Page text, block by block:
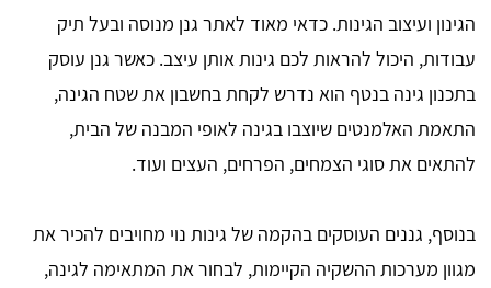
הגינון ועיצוב הגינות. כדאי מאוד לאתר גנן מנוסה ובעל תיק
עבודות, היכול להראות לכם גינות אותן עיצב. כאשר גנן עוסק
בתכנון גינה בנטף הוא נדרש לקחת בחשבון את שטח הגינה,
התאמת האלמנטים שיוצבו בגינה לאופי המבנה של הבית,
להתאים את סוגי הצמחים, הפרחים, העצים ועוד.
בנוסף, גננים העוסקים בהקמה של גינות נוי מחויבים להכיר את
מגוון מערכות ההשקיה הקיימות, לבחור את המתאימה לגינה,